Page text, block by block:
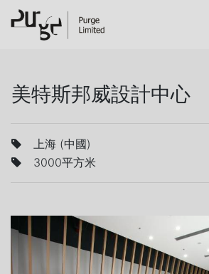
美特斯邦威設計中心
上海 (中國)
3000平方米